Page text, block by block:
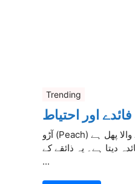
Trending
اور احتیاط
آڑو (Peach) ایک رسیلا اور ٹھنڈک دینے والا پھل ہے
دیتا ہے۔ یہ ذائقے کے
...